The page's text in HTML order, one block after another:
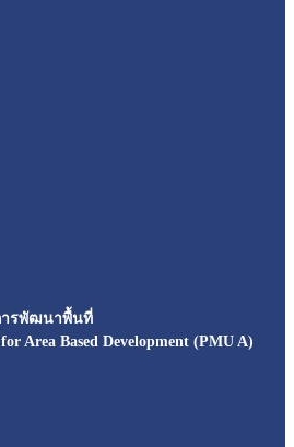
ารพัฒนาพื้นที่
Area Based Development (PMU A)